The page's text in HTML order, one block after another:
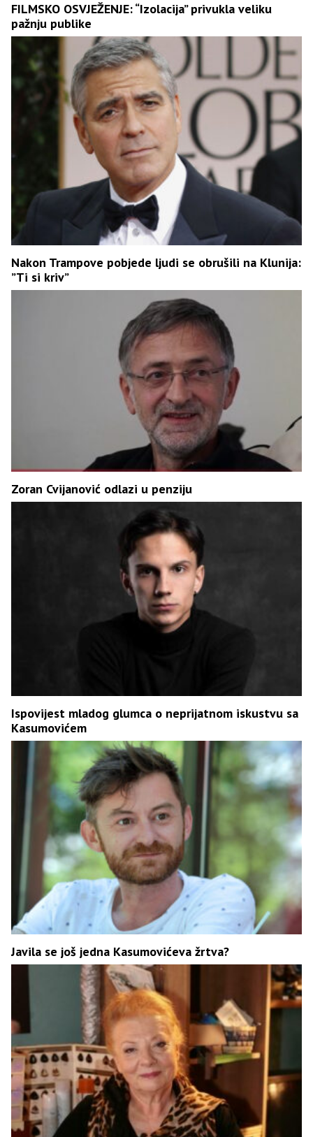
FILMSKO OSVJEŽENJE: “Izolacija” privukla veliku
pažnju publike
Nakon Trampove pobjede ljudi se obrušili na Klunija:
”Ti si kriv”
Zoran Cvijanović odlazi u penziju
Ispovijest mladog glumca o neprijatnom iskustvu sa
Kasumovićem
Javila se još jedna Kasumovićeva žrtva?